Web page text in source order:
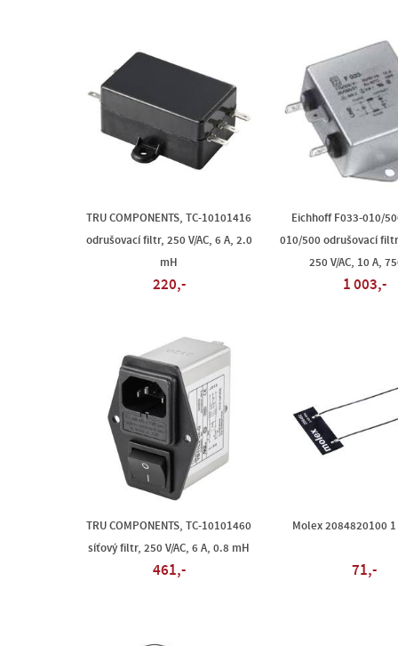
TRU COMPONENTS, TC-10101416
odrušovací filtr, 250 V/AC, 6 A, 2.0
mH
220,-
Eichhoff F033-010/
010/500 odrušovací
250 V/AC, 10 A,
1 003,-
TRU COMPONENTS, TC-10101460
síťový filtr, 250 V/AC, 6 A, 0.8 mH
461,-
Molex 2084820100
71,-